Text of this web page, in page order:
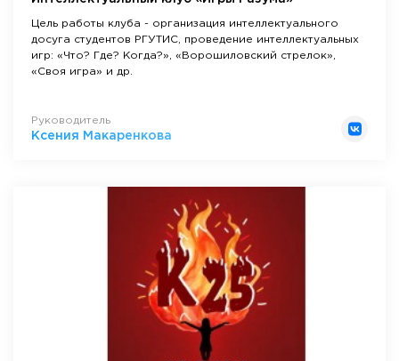
Цель работы клуба - организация интеллектуального
досуга студентов РГУТИС, проведение интеллектуальных
игр: «Что? Где? Когда?», «Ворошиловский стрелок»,
«Своя игра» и др.
Руководитель
Ксения Макаренкова